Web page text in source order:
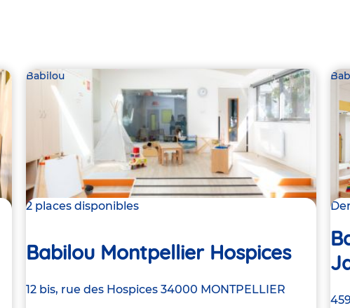
Babilou
2 places disponibles
Babilou Montpellier Hospices
Adresse
12 bis, rue des Hospices 34000 MONTPELLIER